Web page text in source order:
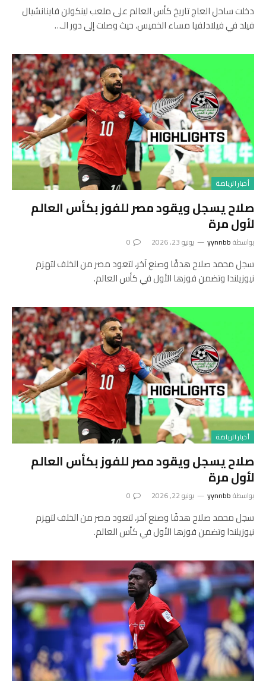
دخلت ساحل العاج تاريخ كأس العالم على ملعب لينكولن فاينانشيال
فيلد في فيلادلفيا مساء الخميس، حيث وصلت إلى دور الـ…
أخبار الرياضة
صلاح يسجل ويقود مصر للفوز بكأس العالم
لأول مرة
بواسطةyynnbb يونيو 23, 2026 0
سجل محمد صلاح هدفًا وصنع آخر، لتعود مصر من الخلف لتهزم
نيوزيلندا وتضمن فوزها الأول في كأس العالم.
أخبار الرياضة
صلاح يسجل ويقود مصر للفوز بكأس العالم
لأول مرة
بواسطةyynnbb يونيو 22, 2026 0
سجل محمد صلاح هدفًا وصنع آخر، لتعود مصر من الخلف لتهزم
نيوزيلندا وتضمن فوزها الأول في كأس العالم.